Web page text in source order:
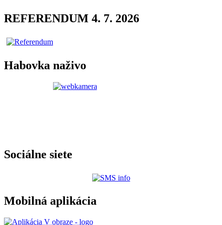
REFERENDUM 4. 7. 2026
Habovka naživo
Sociálne siete
Mobilná aplikácia